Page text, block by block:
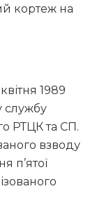
кортеж на
1989
службу
РТЦК та СП.
взводу
п’ятої